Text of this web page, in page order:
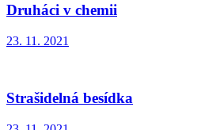
Druháci v chemii
23. 11. 2021
Strašidelná besídka